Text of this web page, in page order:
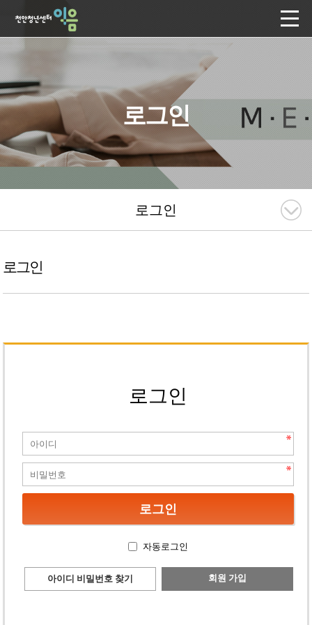
로그인
로그인
로그인
로그인
자동로그인
아이디 비밀번호 찾기 회원 가입